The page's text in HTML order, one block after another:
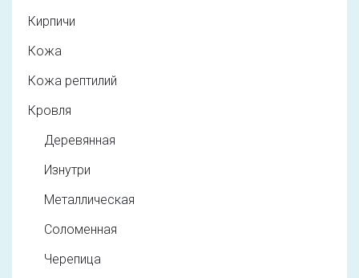
Кирпичи
Кожа
Кожа рептилий
Кровля
Деревянная
Изнутри
Металлическая
Соломенная
Черепица